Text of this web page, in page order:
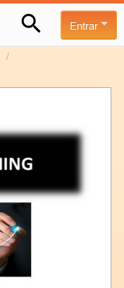
Entrar
/